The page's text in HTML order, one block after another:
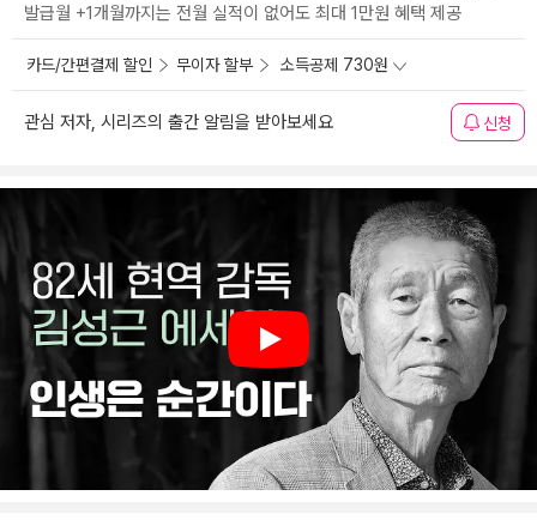
발급월 +1개월까지는 전월 실적이 없어도 최대 1만원 혜택 제공
카드/간편결제 할인 무이자 할부 소득공제 730원
관심 저자, 시리즈의 출간 알림을 받아보세요 신청
Play